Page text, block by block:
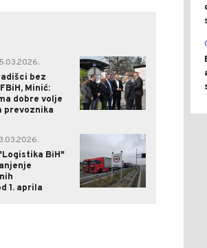
bez
Minić:
dobre volje
prevoznika
1
BiH"
1. aprila
0